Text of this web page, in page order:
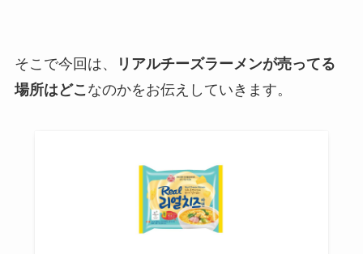
そこで今回は、
リアルチーズラーメンが売ってる
場所はどこ なのかをお伝えしていきます。